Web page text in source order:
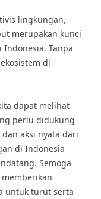
lingkungan,
merupakan kunci
Tanpa
di
dapat melihat
perlu didukung
aksi nyata dari
di Indonesia
Semoga
untuk turut serta